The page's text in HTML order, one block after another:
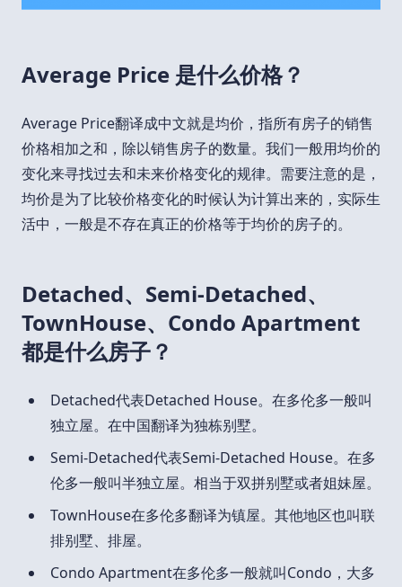
Average Price 是什么价格？
Average Price翻译成中文就是均价，指所有房子的销售
价格相加之和，除以销售房子的数量。我们一般用均价的
变化来寻找过去和未来价格变化的规律。需要注意的是，
均价是为了比较价格变化的时候认为计算出来的，实际生
活中，一般是不存在真正的价格等于均价的房子的。
Detached、Semi-Detached、
TownHouse、Condo Apartment
都是什么房子？
Detached代表Detached House。在多伦多一般叫
独立屋。在中国翻译为独栋别墅。
Semi-Detached代表Semi-Detached House。在多
伦多一般叫半独立屋。相当于双拼别墅或者姐妹屋。
TownHouse在多伦多翻译为镇屋。其他地区也叫联
排别墅、排屋。
Condo Apartment在多伦多一般就叫Condo，大多